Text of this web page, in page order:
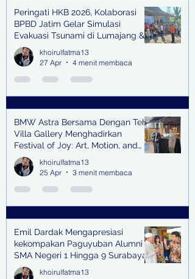
Peringati HKB 2026, Kolaborasi
BPBD Jatim Gelar Simulasi
Evakuasi Tsunami di Lumajang &
Trenggalek
khoirulfatma13
27 Apr
4 menit membaca
BMW Astra Bersama Dengan Teh
Villa Gallery Menghadirkan
Festival of Joy: Art, Motion, and
Scent
khoirulfatma13
25 Apr
3 menit membaca
Emil Dardak Mengapresiasi
kekompakan Paguyuban Alumni
SMA Negeri 1 Hingga 9 Surabaya
(Pasmanbaya) dalam Kegiatan
khoirulfatma13